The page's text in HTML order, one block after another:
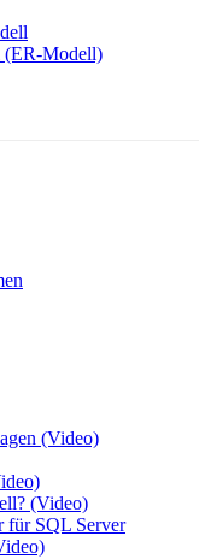
(ER-Modell)
(Video)
(Video)
SQL Server